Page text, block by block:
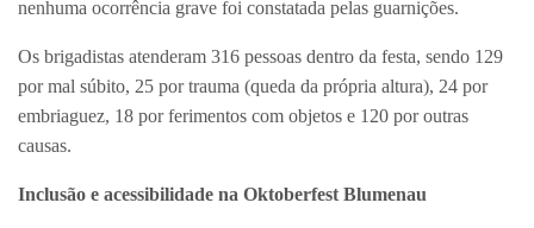
nenhuma ocorrência grave foi constatada pelas guarnições.
Os brigadistas atenderam 316 pessoas dentro da festa, sendo 129
por mal súbito, 25 por trauma (queda da própria altura), 24 por
embriaguez, 18 por ferimentos com objetos e 120 por outras
causas.
Inclusão e acessibilidade na Oktoberfest Blumenau